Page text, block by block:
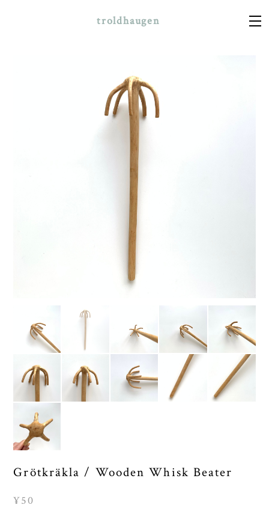
troldhaugen
Grötkräkla / Wooden Whisk Beater
¥50